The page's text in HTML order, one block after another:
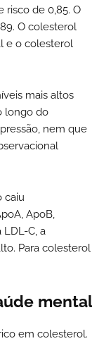
risco de 0,85. O
O colesterol
e o colesterol
mais altos
longo do
nem que
caiu
ApoB,
C, a
Para colesterol
mental
em colesterol.